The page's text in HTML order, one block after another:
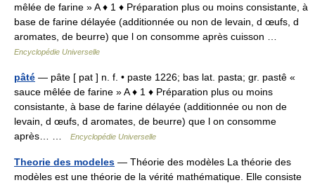
mêlée de farine » A ♦ 1 ♦ Préparation plus ou moins consistante, à
base de farine délayée (additionnée ou non de levain, d œufs, d
aromates, de beurre) que l on consomme après cuisson …
Encyclopédie Universelle
pâté — pâte [ pat ] n. f. • paste 1226; bas lat. pasta; gr. pastê «
sauce mêlée de farine » A ♦ 1 ♦ Préparation plus ou moins
consistante, à base de farine délayée (additionnée ou non de
levain, d œufs, d aromates, de beurre) que l on consomme
après… …
Encyclopédie Universelle
Theorie des modeles — Théorie des modèles La théorie des
modèles est une théorie de la vérité mathématique. Elle consiste